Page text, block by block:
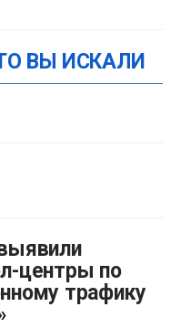
ВЫ ИСКАЛИ
центры по
трафику